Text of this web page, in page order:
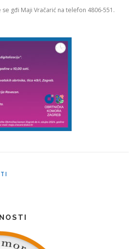
gđi Maji Vračarić na telefon 4806-551.